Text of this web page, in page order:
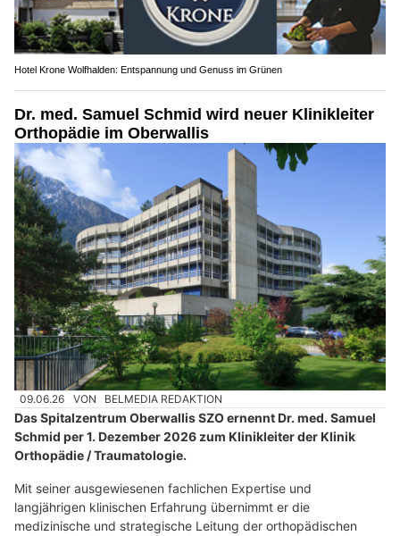
Hotel Krone Wolfhalden: Entspannung und Genuss im Grünen
Dr. med. Samuel Schmid wird neuer Klinikleiter
Orthopädie im Oberwallis
09.06.26 VON BELMEDIA REDAKTION
Das Spitalzentrum Oberwallis SZO ernennt Dr. med. Samuel
Schmid per 1. Dezember 2026 zum Klinikleiter der Klinik
Orthopädie / Traumatologie.
Mit seiner ausgewiesenen fachlichen Expertise und
langjährigen klinischen Erfahrung übernimmt er die
medizinische und strategische Leitung der orthopädischen